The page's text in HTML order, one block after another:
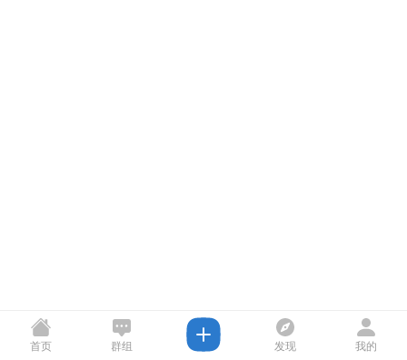
首页 群组 发现 我的